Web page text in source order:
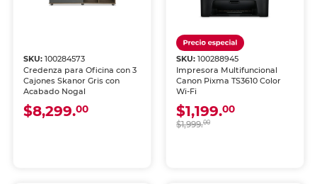
SKU:100284573
Credenza para Oficina con 3
Cajones Skanor Gris con
Acabado Nogal
$8,299.00
SKU: 100288945
Impresora Multifuncional
Canon Pixma TS3610 Color
Wi-Fi
$1,199.00
$1,999.00